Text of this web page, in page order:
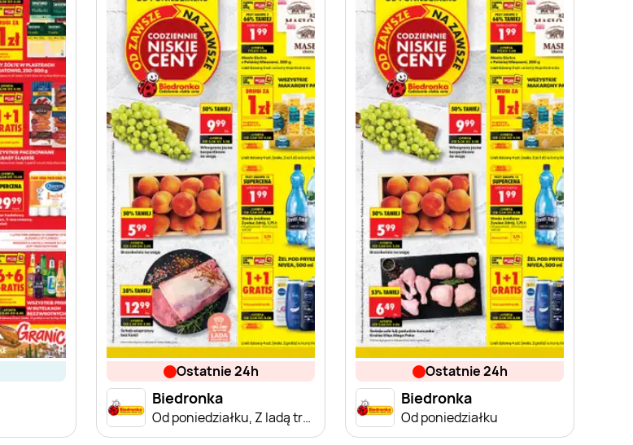
ostatnie 24h
Biedronka
Od poniedziałku, Z ladą tradycyjną
ostatnie 24h
Biedronka
Od poniedziałku